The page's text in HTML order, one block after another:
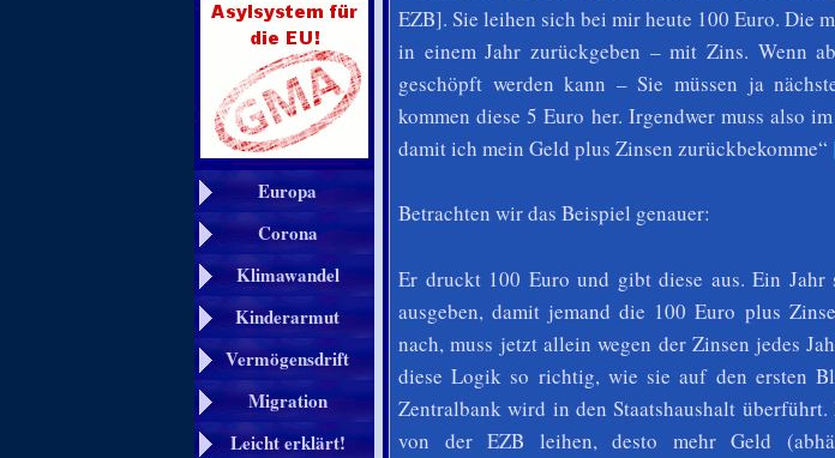
Europa
Corona
Klimawandel
Kinderarmut
Vermögensdrift
Migration
Leicht erklärt!
EZB]. Sie leihen sich bei mir heute 100 Euro. Die
in einem Jahr zurückgeben – mit Zins. Wenn
geschöpft werden kann – Sie müssen ja
kommen diese 5 Euro her. Irgendwer muss also
damit ich mein Geld plus Zinsen zurückbekomme“
Betrachten wir das Beispiel genauer:
Er druckt 100 Euro und gibt diese aus. Ein Jahr
ausgeben, damit jemand die 100 Euro plus
nach, muss jetzt allein wegen der Zinsen jedes
diese Logik so richtig, wie sie auf den ersten
Zentralbank wird in den Staatshaushalt
von der EZB leihen, desto mehr Geld